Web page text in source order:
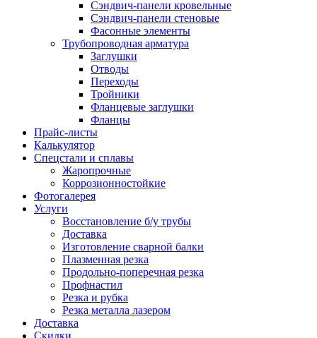
Сэндвич-панели кровельные
Сэндвич-панели стеновые
Фасонные элементы
Трубопроводная арматура
Заглушки
Отводы
Переходы
Тройники
Фланцевые заглушки
Фланцы
Прайс-листы
Калькулятор
Спецстали и сплавы
Жаропрочные
Коррозионностойкие
Фотогалерея
Услуги
Восстановление б/у трубы
Доставка
Изготовление сварной балки
Плазменная резка
Продольно-поперечная резка
Профнастил
Резка и рубка
Резка металла лазером
Доставка
Скидки